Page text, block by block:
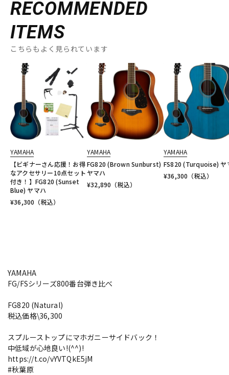
RECOMMENDED
ITEMS
こちらもよく見られています
YAMAHA
【ビギナーさん応援！お得
なアクセサリー10点セット
付き！】FG820 (Sunset
Blue) ヤマハ
¥36,300 （税込）
YAMAHA
FG820 (Brown Sunburst)
ヤマハ
¥32,890 （税込）
YAMAHA
FS820 (Turquoise) ヤ
¥36,300 （税込）
YAMAHA
FG/FSシリーズ800番台弾き比べ
FG820 (Natural)
税込価格\36,300
スプルーストップにマホガニーサイドバック！
中低域が心地良い!(^^)!
https://t.co/vYVTQkE5jM
#秋葉原